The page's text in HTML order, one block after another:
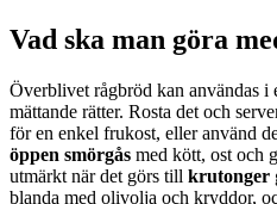
Vad ska man göra
Överblivet rågbröd kan användas i
mättande rätter. Rosta det och
för en enkel frukost, eller använd
öppen smörgås med kött, ost och
utmärkt när det görs till krutonger
blanda med olivolja och kryddor,